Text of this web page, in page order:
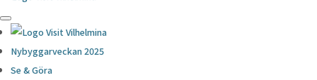
Nybyggarveckan 2025
Se & Göra